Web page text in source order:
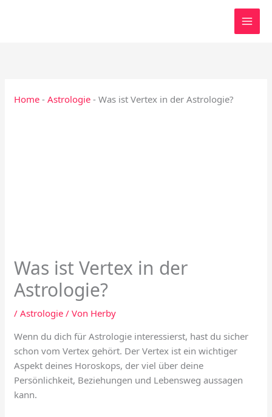
Home -Astrologie -Was ist Vertex in der Astrologie?
Was ist Vertex in der
Astrologie?
/Astrologie / Von Herby
Wenn du dich für Astrologie interessierst, hast du sicher
schon vom Vertex gehört. Der Vertex ist ein wichtiger
Aspekt deines Horoskops, der viel über deine
Persönlichkeit, Beziehungen und Lebensweg aussagen
kann.